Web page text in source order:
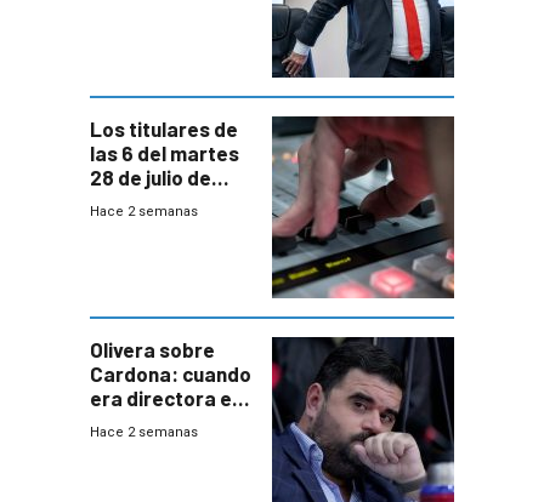
Los titulares de
las 6 del martes
28 de julio de
2026
Hace 2 semanas
Olivera sobre
Cardona: cuando
era directora en
UTE “no era muy
Hace 2 semanas